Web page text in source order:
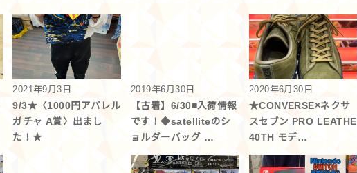
2021年9月3日
9/3★〈1000円アパレル
ガチャ A賞〉出まし
た！★
2019年6月30日
【古着】6/30■入荷情報
です！◆satelliteのシ
ョルダーバッグ …
2020年6月30日
★CONVERSE×ネクサ
スセブン PRO LEATHE
40TH モデ…